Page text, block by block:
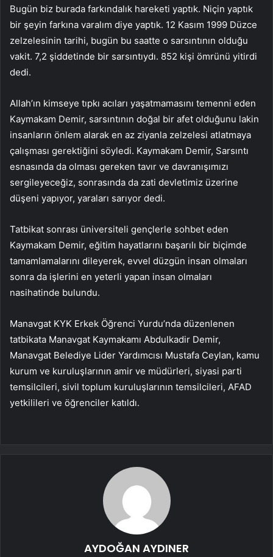
Bugün biz burada farkındalık hareketi yaptık. Niçin yaptık
bir şeyin farkına varalım diye yaptık. 12 Kasım 1999 Düzce
zelzelesinin tarihi, bugün bu saatte o sarsıntının olduğu
vakit. 7,2 şiddetinde bir sarsıntıydı. 852 kişi ömrünü yitirdi
dedi.
Allah’ın kimseye tıpkı acıları yaşatmamasını temenni eden
Kaymakam Demir, sarsıntının doğal bir afet olduğunu lakin
insanların önlem alarak en az ziyanla zelzelesi atlatmaya
çalışması gerektiğini söyledi. Kaymakam Demir, Sarsıntı
esnasında da olması gereken tavır ve davranışımızı
sergileyeceğiz, sonrasında da zati devletimiz üzerine
düşeni yapıyor, yaraları sarıyor dedi.
Tatbikat sonrası üniversiteli gençlerle sohbet eden
Kaymakam Demir, eğitim hayatlarını başarılı bir biçimde
tamamlamalarını dileyerek, evvel düzgün insan olmaları
sonra da işlerini en yeterli yapan insan olmaları
nasihatinde bulundu.
Manavgat KYK Erkek Öğrenci Yurdu’nda düzenlenen
tatbikata Manavgat Kaymakamı Abdulkadir Demir,
Manavgat Belediye Lider Yardımcısı Mustafa Ceylan, kamu
kurum ve kuruluşlarının amir ve müdürleri, siyasi parti
temsilcileri, sivil toplum kuruluşlarının temsilcileri, AFAD
yetkilileri ve öğrenciler katıldı.
AYDOĞAN AYDINER